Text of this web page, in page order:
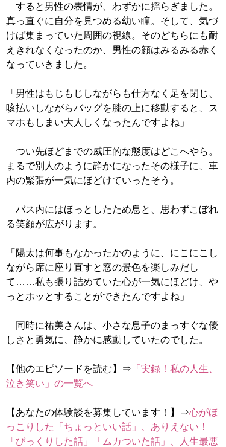
すると男性の表情が、わずかに揺らぎました。
真っ直ぐに自分を見つめる幼い瞳。そして、気づ
けば集まっていた周囲の視線。そのどちらにも耐
えきれなくなったのか、男性の顔はみるみる赤く
なっていきました。
「男性はもじもじしながらも仕方なく足を閉じ、
咳払いしながらバッグを膝の上に移動すると、ス
マホもしまい大人しくなったんですよね」
つい先ほどまでの威圧的な態度はどこへやら。
まるで別人のように静かになったその様子に、車
内の緊張が一気にほどけていったそう。
バス内にはほっとしたため息と、思わずこぼれ
る笑顔が広がります。
「陽太は何事もなかったかのように、にこにこし
ながら席に座り直すと窓の景色を楽しみだし
て……私も張り詰めていた心が一気にほどけ、や
っとホッとすることができたんですよね」
同時に祐美さんは、小さな息子のまっすぐな優
しさと勇気に、静かに感動していたのでした。
【他のエピソードを読む】⇒ 「実録！私の人生、
泣き笑い」の一覧へ
【あなたの体験談を募集しています！】⇒心がほ
っこりした「ちょっといい話」、ありえない！
「びっくりした話」「ムカついた話」、人生最悪